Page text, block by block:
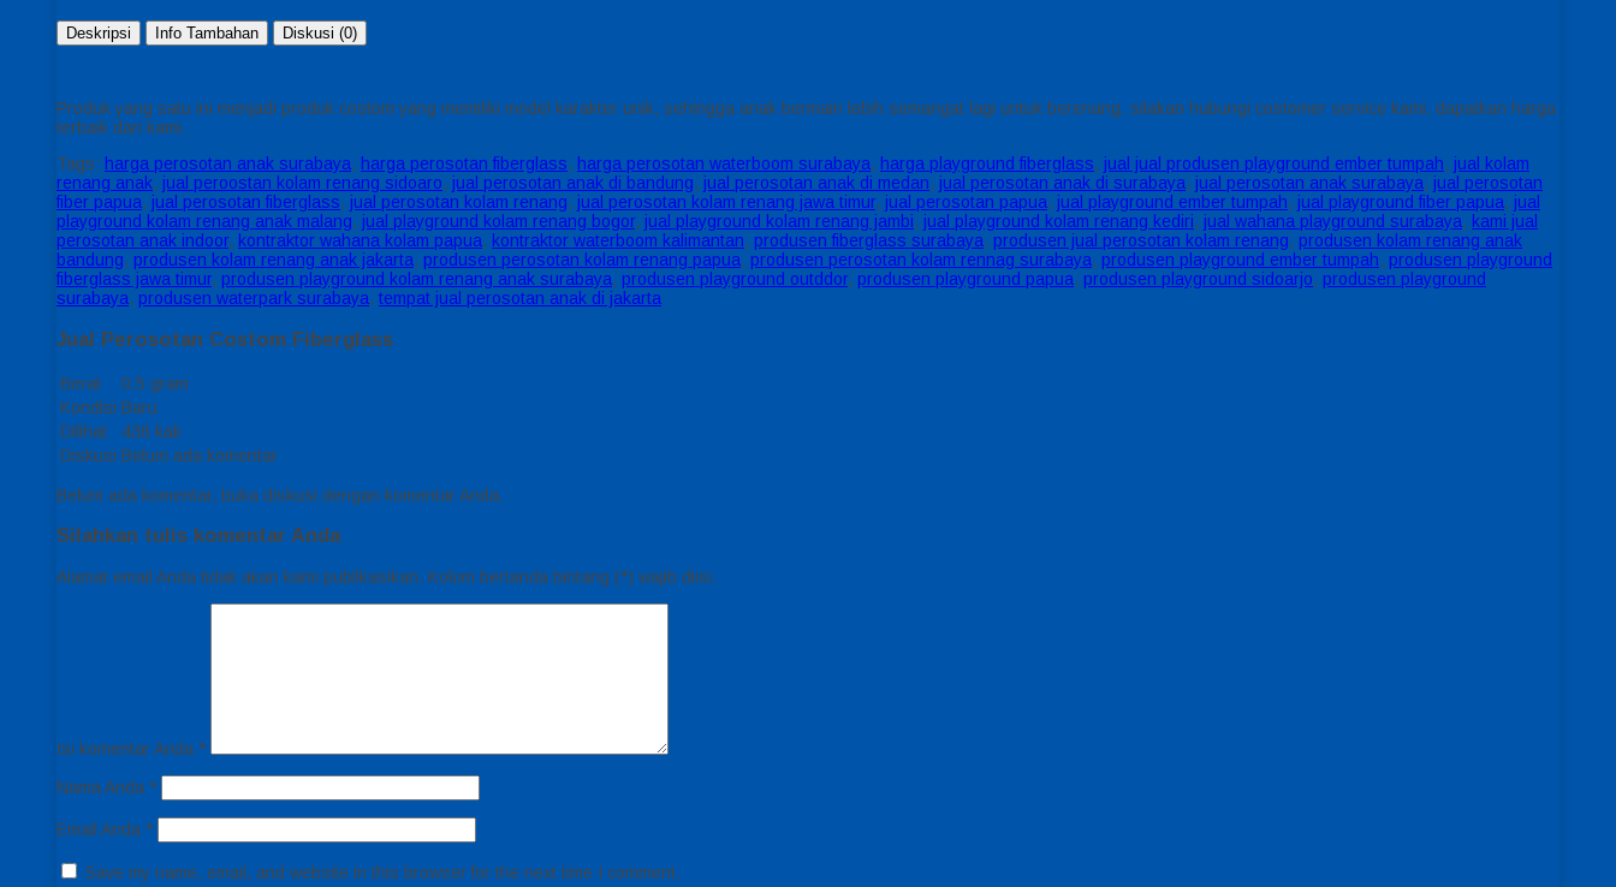
Deskripsi Info Tambahan Diskusi (0)
Produk yang satu ini menjadi produk costom yang memiliki model karakter unik, sehingga anak bermain lebih semangat lagi untuk berenang. silakan hubungi costomer service kami. dapatkan harga
terbaik dari kami.
Tags: harga perosotan anak surabaya, harga perosotan fiberglass, harga perosotan waterboom surabaya, harga playground fiberglass, jual jual produsen playground ember tumpah, jual kolam
renang anak, jual peroostan kolam renang sidoaro, jual perosotan anak di bandung, jual perosotan anak di medan, jual perosotan anak di surabaya, jual perosotan anak surabaya, jual perosotan
fiber papua, jual perosotan fiberglass, jual perosotan kolam renang, jual perosotan kolam renang jawa timur, jual perosotan papua, jual playground ember tumpah, jual playground fiber papua, jual
playground kolam renang anak malang, jual playground kolam renang bogor, jual playground kolam renang jambi, jual playground kolam renang kediri, jual wahana playground surabaya, kami jual
perosotan anak indoor, kontraktor wahana kolam papua, kontraktor waterboom kalimantan, produsen fiberglass surabaya, produsen jual perosotan kolam renang, produsen kolam renang anak
bandung, produsen kolam renang anak jakarta, produsen perosotan kolam renang papua, produsen perosotan kolam rennag surabaya, produsen playground ember tumpah, produsen playground
fiberglass jawa timur, produsen playground kolam renang anak surabaya, produsen playground outddor, produsen playground papua, produsen playground sidoarjo, produsen playground
surabaya, produsen waterpark surabaya, tempat jual perosotan anak di jakarta
Jual Perosotan Costom Fiberglass
Berat
0.5 gram
Kondisi Baru
Dilihat
436 kali
Diskusi Belum ada komentar
Belum ada komentar, buka diskusi dengan komentar Anda.
Silahkan tulis komentar Anda
Alamat email Anda tidak akan kami publikasikan. Kolom bertanda bintang (*) wajib diisi.
Isi komentar Anda *
Nama Anda *
Email Anda *
Save my name, email, and website in this browser for the next time I comment.